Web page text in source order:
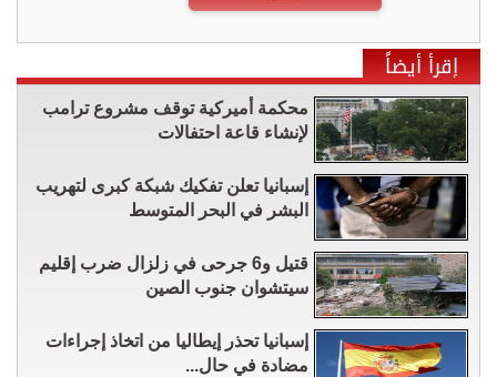
إقرأ أيضاً
محكمة أميركية توقف مشروع ترامب
لإنشاء قاعة احتفالات
إسبانيا تعلن تفكيك شبكة كبرى لتهريب
البشر في البحر المتوسط
قتيل و6 جرحى في زلزال ضرب إقليم
سيتشوان ​جنوب الصين
إسبانيا تحذر إيطاليا من اتخاذ إجراءات
مضادة في حال...